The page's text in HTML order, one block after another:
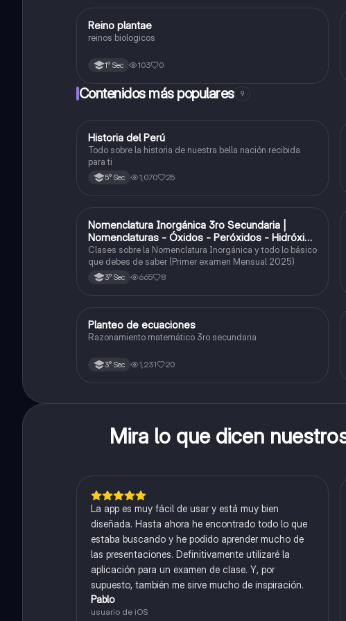
RCiencia y Tecnología
Reino plantae
reinos biologicos
1° Sec 103 0
Contenidos más populares 9
Ciencias Sociales
Historia del Perú
Todo sobre la historia de nuestra bella nación recibida
para ti
5° Sec 1,070 25
Química
Nomenclatura Inorgánica 3ro Secundaria |
Nomenclaturas - Óxidos - Peróxidos - Hidróxido
o Bases
Clases sobre la Nomenclatura Inorgánica y todo lo básico
que debes de saber (Primer examen Mensual 2025)
3° Sec 665 8
Matemáticas
Planteo de ecuaciones
Razonamiento matemático 3ro secundaria
3° Sec 1,231 20
Mira lo que dicen
La app es muy fácil de usar y está muy bien
diseñada. Hasta ahora he encontrado todo lo que
estaba buscando y he podido aprender mucho de
las presentaciones. Definitivamente utilizaré la
aplicación para un examen de clase. Y, por
supuesto, también me sirve mucho de inspiración.
Pablo
usuario de iOS